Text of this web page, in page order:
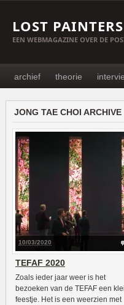
LOST PAINTERS
EEN WEBMAGAZINE OVER DE
archief theorie
JONG TAE CHOI ARCHIVE
10/03/2020
TEFAF 2020
Zoals ieder jaar weer is het
bezoeken van de TEFAF een
feestje. Het is een weerzien met